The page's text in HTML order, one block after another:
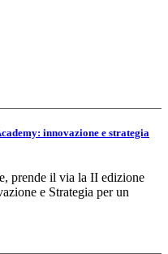
innovazione e strategia
prende il via la II edizione
e Strategia per un